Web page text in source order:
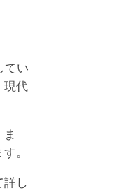
てい
現代
。
詳し